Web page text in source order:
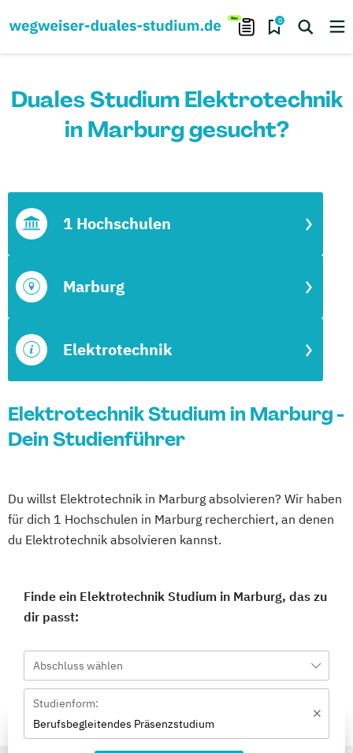
0
Duales Studium Elektrotechnik
in Marburg gesucht?
Elektrotechnik
Marburg
1 Hochschulen
Elektrotechnik Studium in Marburg -
Dein Studienführer
Du willst Elektrotechnik in Marburg absolvieren? Wir haben
für dich 1 Hochschulen in Marburg recherchiert, an denen
du Elektrotechnik absolvieren kannst.
Finde ein Elektrotechnik Studium in Marburg, das zu
dir passt:
Abschluss wählen
Studienform:
Berufsbegleitendes Präsenzstudium